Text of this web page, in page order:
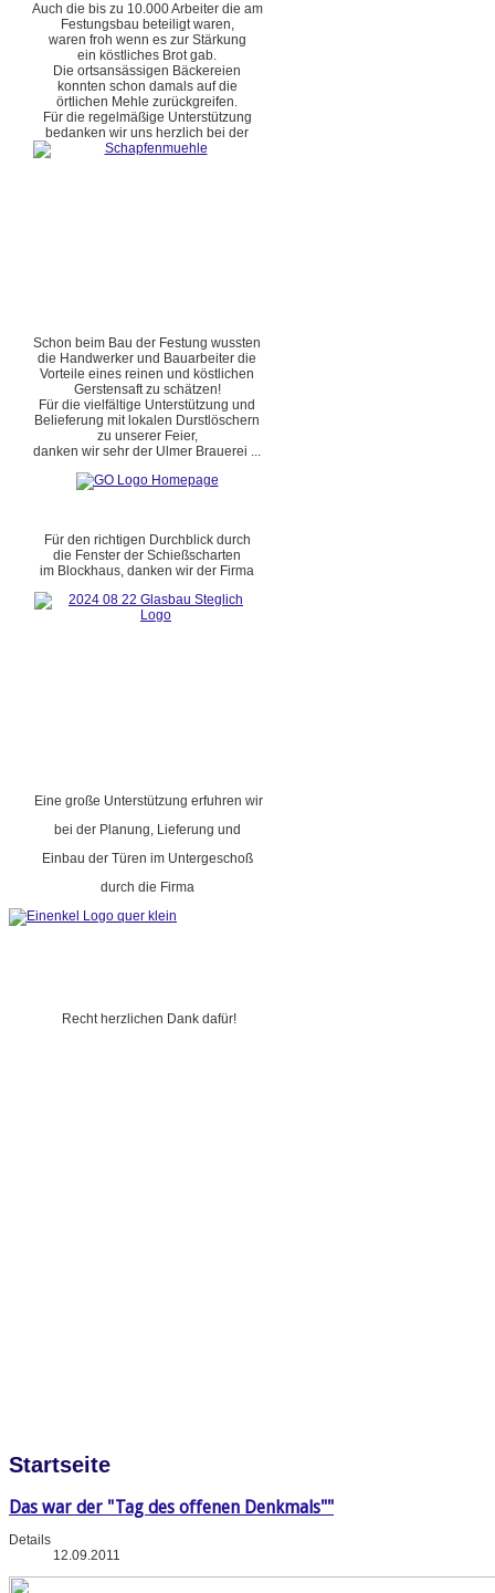
Auch die bis zu 10.000 Arbeiter die am
Festungsbau beteiligt waren,
waren froh wenn es zur Stärkung
ein köstliches Brot gab.
Die ortsansässigen Bäckereien
konnten schon damals auf die
örtlichen Mehle zurückgreifen.
Für die regelmäßige Unterstützung
bedanken wir uns herzlich bei der
Schon beim Bau der Festung wussten
die Handwerker und Bauarbeiter die
Vorteile eines reinen und köstlichen
Gerstensaft zu schätzen!
Für die vielfältige Unterstützung und
Belieferung mit lokalen Durstlöschern
zu unserer Feier,
danken wir sehr der Ulmer Brauerei ...
Für den richtigen Durchblick durch
die Fenster der Schießscharten
im Blockhaus, danken wir der Firma
Eine große Unterstützung erfuhren wir
bei der Planung, Lieferung und
Einbau der Türen im Untergeschoß
durch die Firma
Recht herzlichen Dank dafür!
Startseite
Das war der "Tag des offenen Denkmals""
Details
12.09.2011